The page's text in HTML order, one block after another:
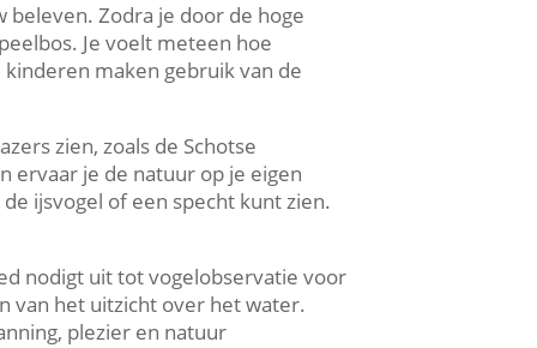
Zodra je door de hoge
Je voelt meteen hoe
kinderen maken gebruik van de
zien, zoals de Schotse
ervaar je de natuur op je eigen
ijsvogel of een specht kunt zien.​
nodigt uit tot vogelobservatie voor
van het uitzicht over het water.​
plezier en natuur